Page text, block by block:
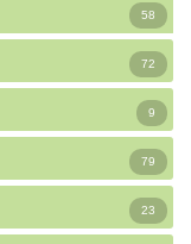
58
72
9
79
23